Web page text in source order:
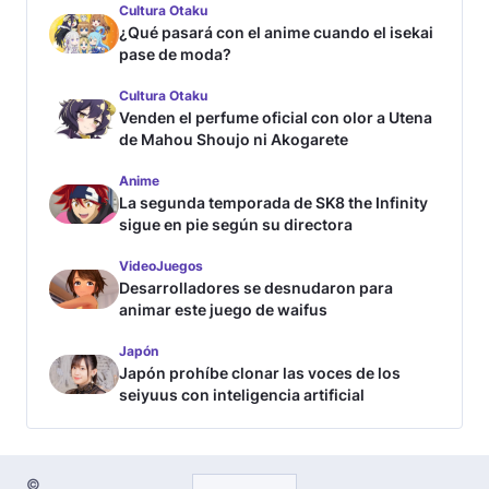
Cultura Otaku
¿Qué pasará con el anime cuando el isekai
pase de moda?
Cultura Otaku
Venden el perfume oficial con olor a Utena
de Mahou Shoujo ni Akogarete
Anime
La segunda temporada de SK8 the Infinity
sigue en pie según su directora
VideoJuegos
Desarrolladores se desnudaron para
animar este juego de waifus
Japón
Japón prohíbe clonar las voces de los
seiyuus con inteligencia artificial
©